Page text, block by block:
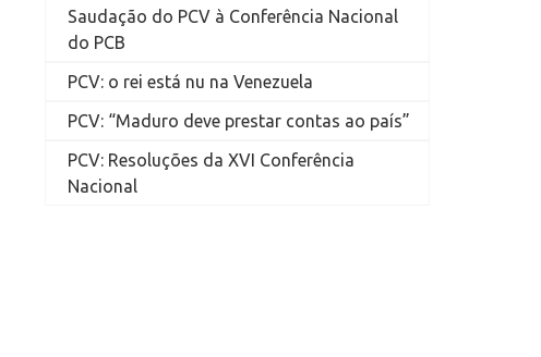
Saudação do PCV à Conferência Nacional
do PCB
PCV: o rei está nu na Venezuela
PCV: “Maduro deve prestar contas ao país”
PCV: Resoluções da XVI Conferência
Nacional